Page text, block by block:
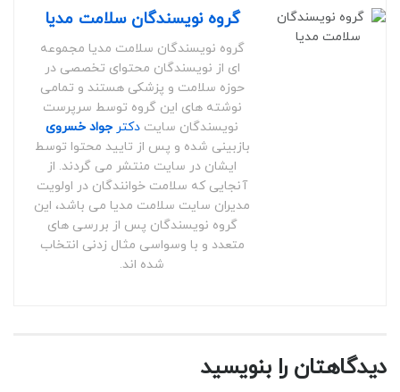
گروه نویسندگان سلامت مدیا
گروه نویسندگان سلامت مدیا مجموعه
ای از نویسندگان محتوای تخصصی در
حوزه سلامت و پزشکی هستند و تمامی
نوشته های این گروه توسط سرپرست
نویسندگان سایت دکتر جواد خسروی
بازبینی شده و پس از تایید محتوا توسط
ایشان در سایت منتشر می گردند. از
آنجایی که سلامت خوانندگان در اولویت
مدیران سایت سلامت مدیا می باشد، این
گروه نویسندگان پس از بررسی های
متعدد و با وسواسی مثال زدنی انتخاب
شده اند.
دیدگاهتان را بنویسید